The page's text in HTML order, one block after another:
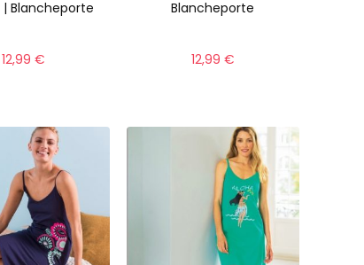
Blancheporte
12,99 €
Blancheporte
12,99 €